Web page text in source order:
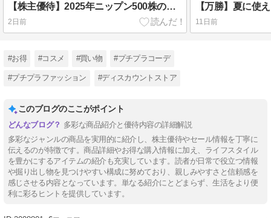
【株主優待】2025年ニップン500株の優待商品の中身を紹介します。
2日前 11日前
#お得 #コスメ #買い物 #プチプラコーデ
#プチプラファッション #ディスカウントストア
このブログのここがポイント
多彩な商品紹介と優待内容の詳細解説
多彩なジャンルの商品を実用的に紹介し、株主優待やセール情報を丁寧に
伝えるのが特徴です。商品詳細やお得な購入情報に加え、ライフスタイル
を豊かにするアイテムの紹介も充実しています。読者が日常で役立つ情報
や掘り出し物を見つけやすい構成に努めており、親しみやすさと信頼感を
感じさせる内容となっています。単なる紹介にとどまらず、生活をより便
利に彩るヒントを提供しています。